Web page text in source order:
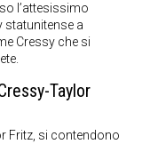
l’attesissimo
statunitense a
Cressy che si
Taylor
Fritz, si contendono